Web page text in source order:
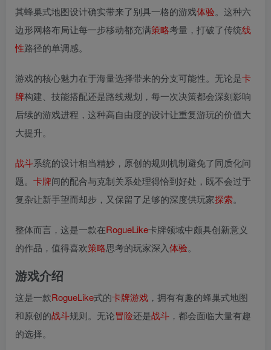
其蜂巢式地图设计确实带来了别具一格的游戏体验。这种六
边形网格布局让每一步移动都充满策略考量，打破了传统线
性路径的单调感。
游戏的核心魅力在于海量选择带来的分支可能性。无论是卡
牌构建、技能搭配还是路线规划，每一次决策都会深刻影响
后续的游戏进程，这种高自由度的设计让重复游玩的价值大
大提升。
战斗系统的设计相当精妙，原创的规则机制避免了同质化问
题。 卡牌间的配合与克制关系处理得恰到好处，既不会过于
复杂让新手望而却步，又保留了足够的深度供玩家探索。
整体而言，这是一款在RogueLike卡牌领域中颇具创新意义
的作品，值得喜欢策略思考的玩家深入体验。
游戏介绍
这是一款RogueLike式的卡牌游戏 ，拥有有趣的蜂巢式地图
和原创的战斗规则。无论冒险还是战斗 ，都会面临大量有趣
的选择。